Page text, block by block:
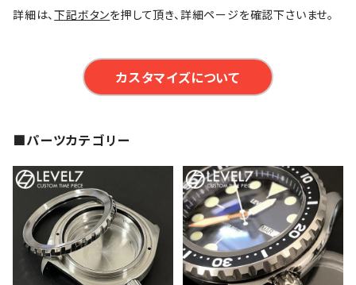
詳細は、下記ボタンを押して頂き、詳細ページを確認下さいませ。
カスタマイズについて
■パーツカテゴリー